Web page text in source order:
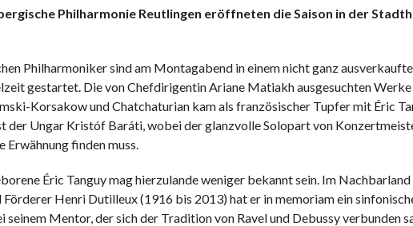
Philharmonie Reutlingen eröffneten die Saison in der
Philharmoniker sind am Montagabend in einem nicht ganz
gestartet. Die von Chefdirigentin Ariane Matiakh ausgesuchten
Korsakow und Chatchaturian kam als französischer Tupfer mit Éric
Ungar Kristóf Baráti, wobei der glanzvolle Solopart von
Erwähnung finden muss.
Éric Tanguy mag hierzulande weniger bekannt sein. Im
Henri Dutilleux (1916 bis 2013) hat er in memoriam ein
Mentor, der sich der Tradition von Ravel und Debussy verbunden